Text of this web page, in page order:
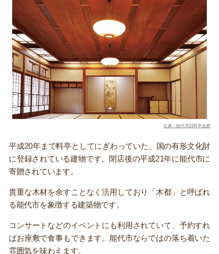
出典：能代市旧料亭金勇
平成20年まで料亭としてにぎわっていた、国の有形文化財
に登録されている建物です。閉店後の平成21年に能代市に
寄贈されています。
貴重な木材を余すことなく活用しており「木都」と呼ばれ
る能代市を象徴する建築物です。
コンサートなどのイベントにも利用されていて、予約すれ
ばお座敷で食事もできます。能代市ならではの落ち着いた
雰囲気を味わえます。